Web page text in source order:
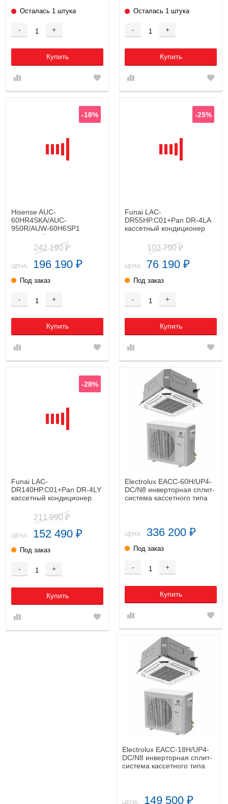
Осталась 1 штука
- +
Купить
Осталась 1 штука
- +
Купить
-18%
Hisense AUC-
60HR4SKA/AUC-
950R/AUW-60H6SP1
кассетный кондиционер
242 190 ₽
ЦЕНА: 196 190 ₽
Под заказ
- +
Купить
-25%
Funai LAC-
DR55HP.C01+Pan DR-4LA
кассетный кондиционер
102 790 ₽
ЦЕНА: 76 190 ₽
Под заказ
- +
Купить
-28%
Funai LAC-
DR140HP.C01+Pan DR-4LY
кассетный кондиционер
211 990 ₽
ЦЕНА: 152 490 ₽
Под заказ
- +
Купить
Electrolux EACC-60H/UP4-
DC/N8 инверторная сплит-
система кассетного типа
ЦЕНА: 336 200 ₽
Под заказ
- +
Купить
Electrolux EACC-18H/UP4-
DC/N8 инверторная сплит-
система кассетного типа
ЦЕНА: 149 500 ₽